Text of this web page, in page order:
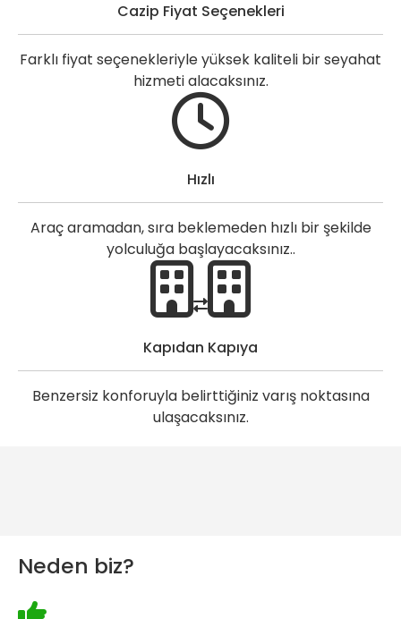
Cazip Fiyat Seçenekleri
Farklı fiyat seçenekleriyle yüksek kaliteli bir seyahat
hizmeti alacaksınız.
Hızlı
Araç aramadan, sıra beklemeden hızlı bir şekilde
yolculuğa başlayacaksınız..
Kapıdan Kapıya
Benzersiz konforuyla belirttiğiniz varış noktasına
ulaşacaksınız.
Neden biz?